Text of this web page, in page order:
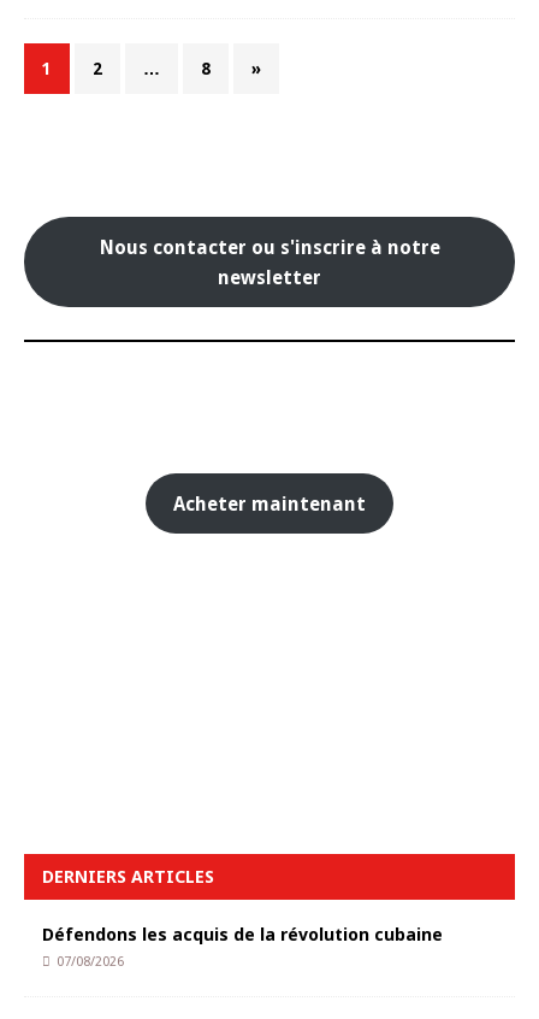
1 2 … 8 »
Nous contacter ou s'inscrire à notre
newsletter
Acheter maintenant
DERNIERS ARTICLES
Défendons les acquis de la révolution cubaine
07/08/2026